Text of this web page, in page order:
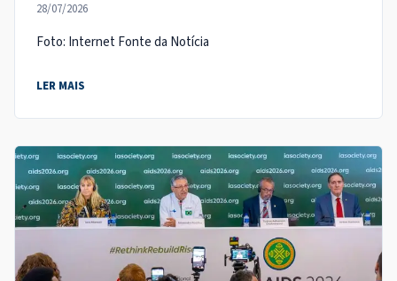
28/07/2026
Foto: Internet Fonte da Notícia
LER MAIS